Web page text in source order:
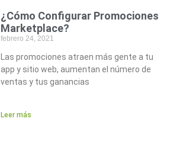
¿Cómo Configurar Promociones
Marketplace?
febrero 24, 2021
Las promociones atraen más gente a tu
app y sitio web, aumentan el número de
ventas y tus ganancias
Leer más